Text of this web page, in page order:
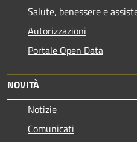
Salute, benessere e
Autorizzazioni
Portale Open Data
NOVITÀ
Notizie
Comunicati